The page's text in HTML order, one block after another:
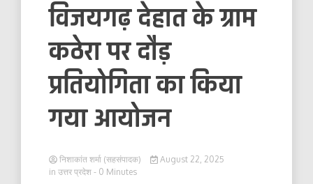
विजयगढ़ देहात के ग्राम
कठेरा पर दौड़
प्रतियोगिता का किया
गया आयोजन
निशाकांत शर्मा (सहसंपादक)
August 22, 2025
in उत्तर प्रदेश - 0 Minutes